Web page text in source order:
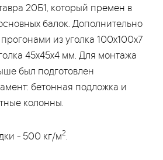
20Б1, который премен в
балок. Дополнительно
из уголка 100х100х7
45х45х4 мм. Для монтажа
был подготовлен
бетонная подложка и
колонны.
- 500 кг/м2.